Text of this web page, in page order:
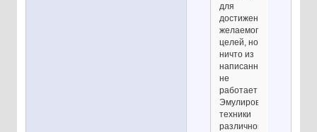
для
достижения
желаемого/
целей, но
ничто из
написанного
не
работает!!
Эмулировал
техники
различного